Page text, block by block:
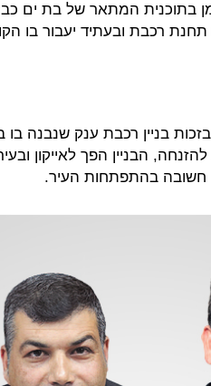
בתוכנית המתאר של בת ים
תחנת רכבת ובעתיד יעבור בו
בניין רכבת ענק שנבנה בו
הבניין הפך לאייקון
חשובה בהתפתחות העיר.